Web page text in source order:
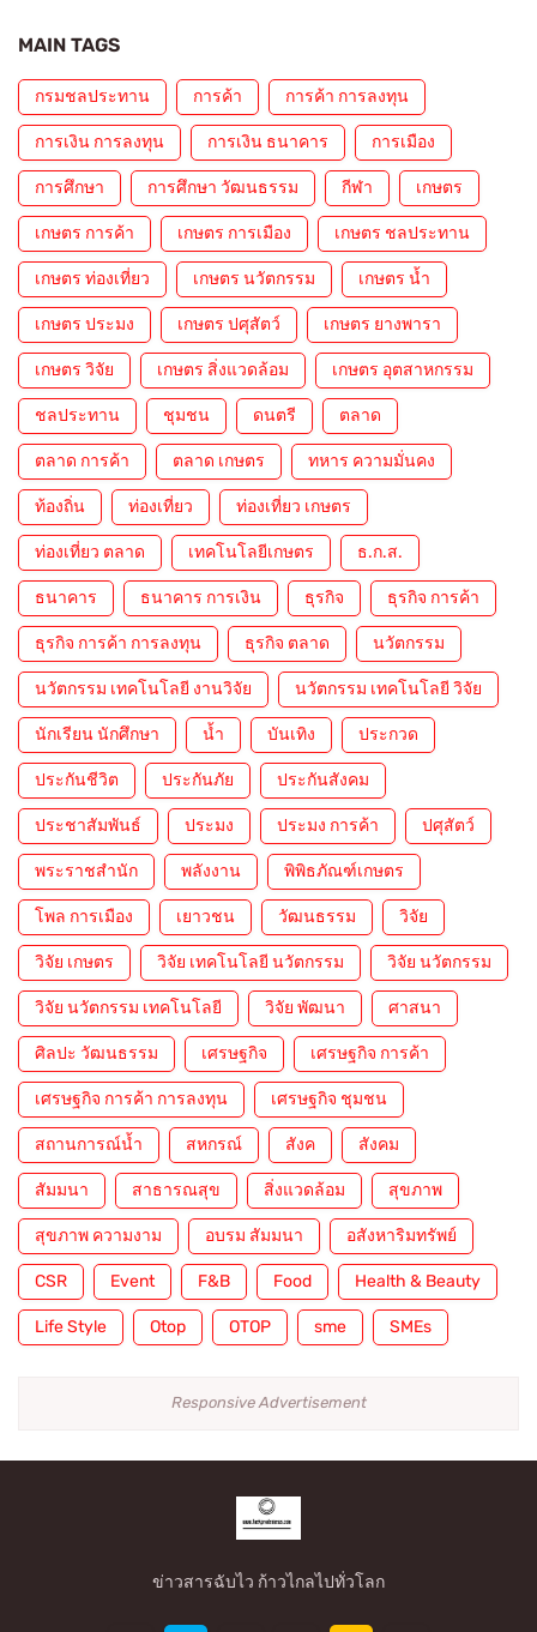
MAIN TAGS
กรมชลประทาน การค้า การค้า การลงทุน
การเงิน การลงทุน การเงิน ธนาคาร การเมือง
การศึกษา การศึกษา วัฒนธรรม กีฬา เกษตร
เกษตร การค้า เกษตร การเมือง เกษตร ชลประทาน
เกษตร ท่องเที่ยว เกษตร นวัตกรรม เกษตร น้ำ
เกษตร ประมง เกษตร ปศุสัตว์ เกษตร ยางพารา
เกษตร วิจัย เกษตร สิ่งแวดล้อม เกษตร อุตสาหกรรม
ชลประทาน ชุมชน ดนตรี ตลาด
ตลาด การค้า ตลาด เกษตร ทหาร ความมั่นคง
ท้องถิ่น ท่องเที่ยว ท่องเที่ยว เกษตร
ท่องเที่ยว ตลาด เทคโนโลยีเกษตร ธ.ก.ส.
ธนาคาร ธนาคาร การเงิน ธุรกิจ ธุรกิจ การค้า
ธุรกิจ การค้า การลงทุน ธุรกิจ ตลาด นวัตกรรม
นวัตกรรม เทคโนโลยี งานวิจัย นวัตกรรม เทคโนโลยี วิจัย
นักเรียน นักศึกษา น้ำ บันเทิง ประกวด
ประกันชีวิต ประกันภัย ประกันสังคม
ประชาสัมพันธ์ ประมง ประมง การค้า ปศุสัตว์
พระราชสำนัก พลังงาน พิพิธภัณฑ์เกษตร
โพล การเมือง เยาวชน วัฒนธรรม วิจัย
วิจัย เกษตร วิจัย เทคโนโลยี นวัตกรรม วิจัย นวัตกรรม
วิจัย นวัตกรรม เทคโนโลยี วิจัย พัฒนา ศาสนา
ศิลปะ วัฒนธรรม เศรษฐกิจ เศรษฐกิจ การค้า
เศรษฐกิจ การค้า การลงทุน เศรษฐกิจ ชุมชน
สถานการณ์น้ำ สหกรณ์ สังค สังคม
สัมมนา สาธารณสุข สิ่งแวดล้อม สุขภาพ
สุขภาพ ความงาม อบรม สัมมนา อสังหาริมทรัพย์
CSR Event F&B Food Health & Beauty
Life Style Otop OTOP sme SMEs
Responsive Advertisement
ข่าวสารฉับไว ก้าวไกลไปทั่วโลก